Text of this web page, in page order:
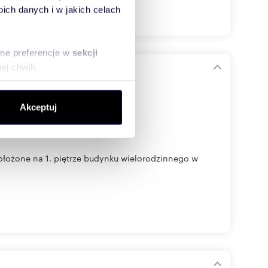
danych i w jakich celach
preferencje w sekcji
chwili.
społecznościowym,
od Ciebie lub
Akceptuj
na 1. piętrze budynku wielorodzinnego w